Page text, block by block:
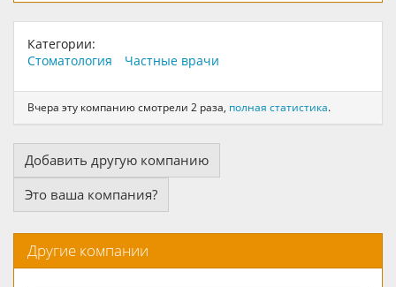
Категории:
Стоматология
Частные врачи
Вчера эту компанию смотрели 2 раза, полная статистика.
Добавить другую компанию
Это ваша компания?
Другие компании